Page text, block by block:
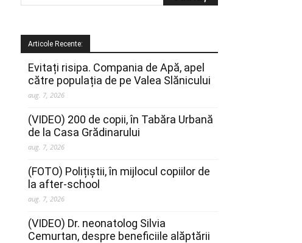
Articole Recente:
Evitați risipa. Compania de Apă, apel
către populația de pe Valea Slănicului
aug. 7, 2026
(VIDEO) 200 de copii, în Tabăra Urbană
de la Casa Grădinarului
aug. 7, 2026
(FOTO) Polițiștii, în mijlocul copiilor de
la after-school
aug. 7, 2026
(VIDEO) Dr. neonatolog Silvia
Cemurtan, despre beneficiile alăptării